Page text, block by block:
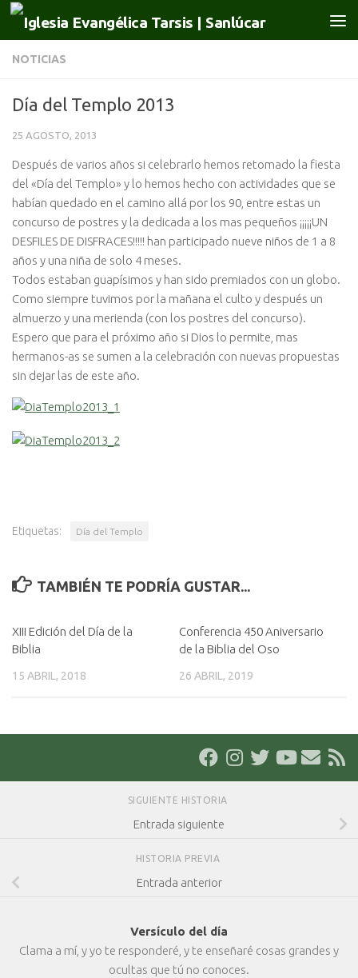
Saltar al contenido
NOTICIAS
Día del Templo 2013
25 AGOSTO, 2013
Después de varios años si celebrarlo hemos retomado la fiesta
del «Día del Templo» y lo hemos hecho con actividades que se
habían quedado en el camino allá por los 90, entre estas un
concurso de postres y la dedicada a los mas pequeños ¡¡¡¡¡UN
DESFILES DE DISFRACES!!!!! han participado nueve niños de 1 a 8
años y una niña de solo 4 meses.
Todos estaban guapísimos y han sido premiados con un globo.
Como siempre tuvimos por la mañana el culto y después un
almuerzo y una merienda (con los postres del concurso).
Espero que para el próximo año si Dios lo permite, mas
hermanos-as se sumen a la celebración con nuevas propuestas
sin dejar las de este año.
Etiquetas: Día del Templo
TAMBIÉN TE PODRÍA GUSTAR...
XIII Edición del Día de la
Biblia
15 ABRIL, 2018
Conferencia 450 Aniversario
de la Biblia del Oso
26 ABRIL, 2019
SIGUIENTE HISTORIA
Entrada siguiente
HISTORIA PREVIA
Entrada anterior
Versículo del día
Clama a mí, y yo te responderé, y te enseñaré cosas grandes y
ocultas que tú no conoces.